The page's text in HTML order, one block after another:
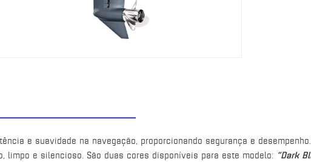
e suavidade na navegação, proporcionando segurança e
limpo e silencioso. São duas cores disponíveis para este modelo: “Dark